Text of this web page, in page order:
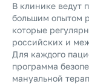
В клинике ведут
большим опытом
которые
российских и
Для каждого
программа
мануальной